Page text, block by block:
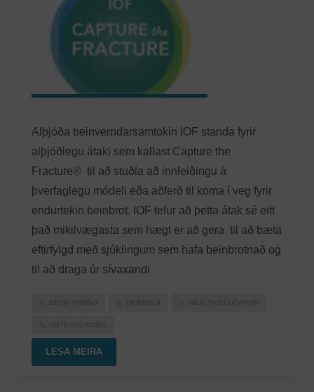
Alþjóða beinverndarsamtökin IOF standa fyrir
alþjóðlegu átaki sem kallast Capture the
Fracture® til að stuðla að innleiðingu á
þverfaglegu módeli eða aðferð til koma í veg fyrir
endurtekin beinbrot. IOF telur að þetta átak sé eitt
það mikilvægasta sem hægt er að gera til að bæta
eftirfylgd með sjúklingum sem hafa beinbrotnað og
til að draga úr sívaxandi
LESA MEIRA